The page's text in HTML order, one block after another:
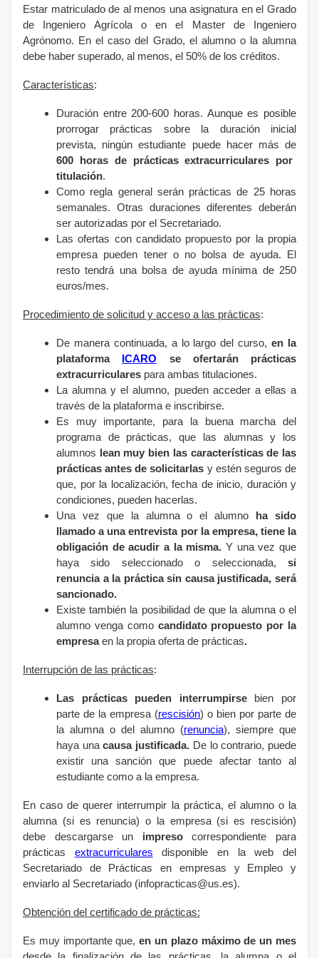
Estar matriculado de al menos una asignatura en el Grado
de Ingeniero Agrícola o en el Master de Ingeniero
Agrónomo. En el caso del Grado, el alumno o la alumna
debe haber superado, al menos, el 50% de los créditos.
Características:
Duración entre 200-600 horas. Aunque es posible
prorrogar prácticas sobre la duración inicial
prevista, ningún estudiante puede hacer más de
600 horas de prácticas extracurriculares por
titulación.
Como regla general serán prácticas de 25 horas
semanales. Otras duraciones diferentes deberán
ser autorizadas por el Secretariado.
Las ofertas con candidato propuesto por la propia
empresa pueden tener o no bolsa de ayuda. El
resto tendrá una bolsa de ayuda mínima de 250
euros/mes.
Procedimiento de solicitud y acceso a las prácticas:
De manera continuada, a lo largo del curso,en la
plataforma
ICARO se ofertarán prácticas
extracurriculares para ambas titulaciones.
La alumna y el alumno, pueden acceder a ellas a
través de la plataforma e inscribirse.
Es muy importante, para la buena marcha del
programa de prácticas, que las alumnas y los
alumnos
lean muy bien las características de las
prácticas antes de solicitarlas y estén seguros de
que, por la localización, fecha de inicio, duración y
condiciones, pueden hacerlas.
Una vez que la alumna o el alumno
ha sido
llamado a una entrevista por la empresa, tiene la
obligación de acudir a la misma. Y una vez que
haya sido seleccionado o seleccionada, si
renuncia a la práctica sin causa justificada, será
sancionado.
Existe también la posibilidad de que la alumna o el
alumno venga comocandidato propuesto por la
empresaen la propia oferta de prácticas.
Interrupción de las prácticas:
Las prácticas pueden interrumpirsebien por
parte de la empresa (rescisión) o bien por parte de
la alumna o del alumno (renuncia), siempre que
haya unacausa justificada. De lo contrario, puede
existir una sanción que puede afectar tanto al
estudiante como a la empresa.
En caso de querer interrumpir la práctica, el alumno o la
alumna (si es renuncia) o la empresa (si es rescisión)
debe descargarse un impreso correspondiente para
prácticas extracurriculares disponible en la web del
Secretariado de Prácticas en empresas y Empleo y
enviarlo al Secretariado (infopracticas@us.es).
Obtención del certificado de prácticas:
Es muy importante que,en un plazo máximo de un mes